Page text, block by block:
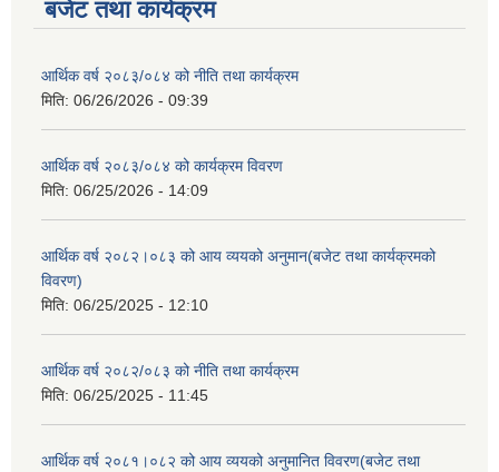
बजेट तथा कार्यक्रम
आर्थिक वर्ष २०८३/०८४ को नीति तथा कार्यक्रम
मिति: 06/26/2026 - 09:39
आर्थिक वर्ष २०८३/०८४ को कार्यक्रम विवरण
मिति: 06/25/2026 - 14:09
आर्थिक वर्ष २०८२।०८३ को आय व्ययको अनुमान(बजेट तथा कार्यक्रमको
विवरण)
मिति: 06/25/2025 - 12:10
आर्थिक वर्ष २०८२/०८३ को नीति तथा कार्यक्रम
मिति: 06/25/2025 - 11:45
आर्थिक वर्ष २०८१।०८२ को आय व्ययको अनुमानित विवरण(बजेट तथा